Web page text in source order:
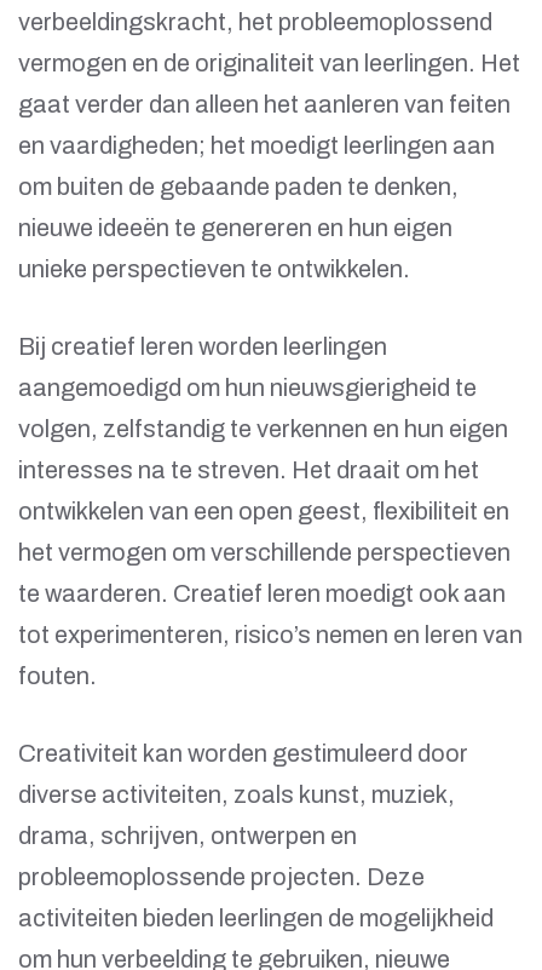
verbeeldingskracht, het probleemoplossend
vermogen en de originaliteit van leerlingen. Het
gaat verder dan alleen het aanleren van feiten
en vaardigheden; het moedigt leerlingen aan
om buiten de gebaande paden te denken,
nieuwe ideeën te genereren en hun eigen
unieke perspectieven te ontwikkelen.
Bij creatief leren worden leerlingen
aangemoedigd om hun nieuwsgierigheid te
volgen, zelfstandig te verkennen en hun eigen
interesses na te streven. Het draait om het
ontwikkelen van een open geest, flexibiliteit en
het vermogen om verschillende perspectieven
te waarderen. Creatief leren moedigt ook aan
tot experimenteren, risico’s nemen en leren van
fouten.
Creativiteit kan worden gestimuleerd door
diverse activiteiten, zoals kunst, muziek,
drama, schrijven, ontwerpen en
probleemoplossende projecten. Deze
activiteiten bieden leerlingen de mogelijkheid
om hun verbeelding te gebruiken, nieuwe